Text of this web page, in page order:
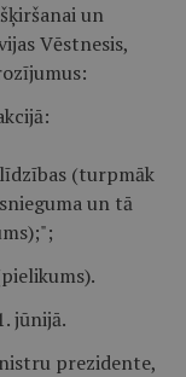
un
Vēstnesis,
(turpmāk
un tā
pielikums).
jūnijā.
prezidente,